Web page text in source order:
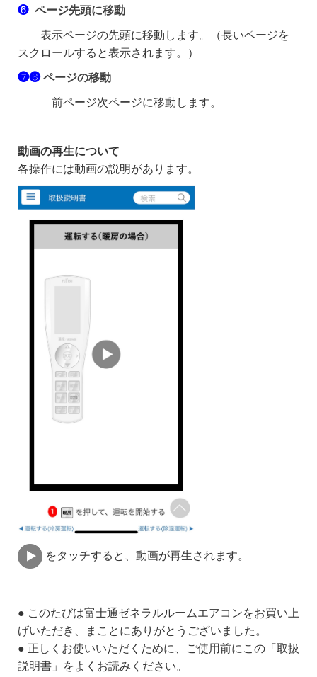
❻ ページ先頭に移動
表示ページの先頭に移動します。（長いページを
スクロールすると表示されます。）
❼❽ページの移動
前ページ次ページに移動します。
動画の再生について
各操作には動画の説明があります。
をタッチすると、動画が再生されます。
● このたびは富士通ゼネラルルームエアコンをお買い上
げいただき、まことにありがとうございました。
● 正しくお使いいただくために、ご使用前にこの「取扱
説明書」をよくお読みください。